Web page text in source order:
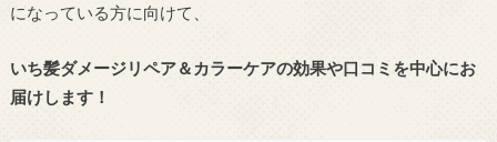
になっている方に向けて、
いち髪ダメージリペア＆カラーケアの効果や口コミを中心にお
届けします！